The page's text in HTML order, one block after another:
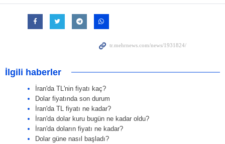
İlgili haberler
İran'da TL'nin fiyatı kaç?
Dolar fiyatında son durum
İran'da TL fiyatı ne kadar?
İran'da dolar kuru bugün ne kadar oldu?
İran'da doların fiyatı ne kadar?
Dolar güne nasıl başladı?